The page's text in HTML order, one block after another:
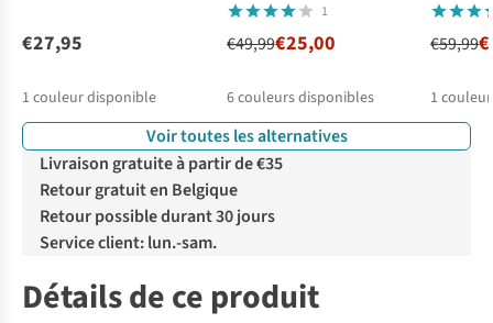
€27,95
1 couleur disponible
1
€49,99€25,00
6couleurs disponibles
%
% %
€59,99
1
Voir toutes les alternatives
Livraison gratuite à partir de €35
Retour gratuit en Belgique
Retour possible durant 30 jours
Service client: lun.-sam.
Détails de ce produit